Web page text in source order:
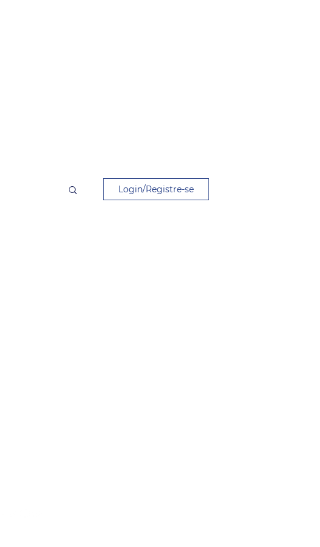
Login/Registre-se